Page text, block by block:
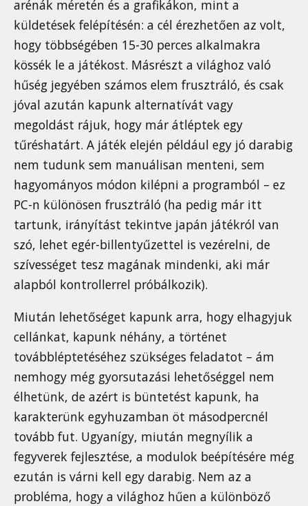
arénák méretén és a grafikákon, mint a
küldetések felépítésén: a cél érezhetően az volt,
hogy többségében 15-30 perces alkalmakra
kössék le a játékost. Másrészt a világhoz való
hűség jegyében számos elem frusztráló, és csak
jóval azután kapunk alternatívát vagy
megoldást rájuk, hogy már átléptek egy
tűréshatárt. A játék elején például egy jó darabig
nem tudunk sem manuálisan menteni, sem
hagyományos módon kilépni a programból – ez
PC-n különösen frusztráló (ha pedig már itt
tartunk, irányítást tekintve japán játékról van
szó, lehet egér-billentyűzettel is vezérelni, de
szívességet tesz magának mindenki, aki már
alapból kontrollerrel próbálkozik).
Miután lehetőséget kapunk arra, hogy elhagyjuk
cellánkat, kapunk néhány, a történet
továbbléptetéséhez szükséges feladatot – ám
nemhogy még gyorsutazási lehetőséggel nem
élhetünk, de azért is büntetést kapunk, ha
karakterünk egyhuzamban öt másodpercnél
tovább fut. Ugyanígy, miután megnyílik a
fegyverek fejlesztése, a modulok beépítésére még
ezután is várni kell egy darabig. Nem az a
probléma, hogy a világhoz hűen a különböző